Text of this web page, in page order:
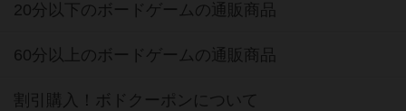
20分以下のボードゲームの通販商品
60分以上のボードゲームの通販商品
割引購入！ボドクーポンについて